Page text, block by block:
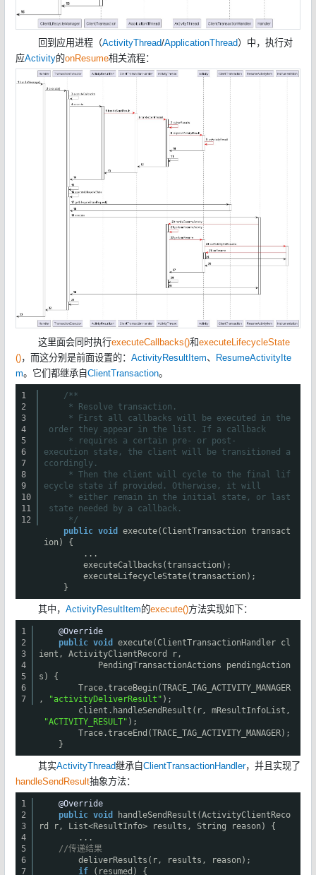
回到应用进程（ActivityThread/ApplicationThread）中，执行对
应Activity的onResume相关流程：
这里面会同时执行executeCallbacks()和executeLifecycleState
()，而这分别是前面设置的： ActivityResultItem、
ResumeActivityIte
m。它们都继承自ClientTransaction。
1
2
3
4
5
6
7
8
9
10
11
12
/**
* Resolve transaction.
* First all callbacks will be executed in the
order they appear in the list. If a callback
* requires a certain pre- or post-
execution state, the client will be transitioned a
ccordingly.
* Then the client will cycle to the final lif
ecycle state if provided. Otherwise, it will
* either remain in the initial state, or last
state needed by a callback.
*/
public void
execute(ClientTransaction transact
ion) {
...
executeCallbacks(transaction);
executeLifecycleState(transaction);
}
其中， ActivityResultItem的execute()方法实现如下：
1
2
3
4
5
6
7
@Override
public void
execute(ClientTransactionHandler cl
ient, ActivityClientRecord r,
PendingTransactionActions pendingAction
s) {
Trace.traceBegin(TRACE_TAG_ACTIVITY_MANAGER
,
"activityDeliverResult" );
client.handleSendResult(r, mResultInfoList,
"ACTIVITY_RESULT" );
Trace.traceEnd(TRACE_TAG_ACTIVITY_MANAGER);
}
其实ActivityThread继承自ClientTransactionHandler，并且实现了
handleSendResult抽象方法：
1
2
3
4
5
6
7
@Override
public void
handleSendResult(ActivityClientReco
rd r, List<ResultInfo> results, String reason) {
...
//传递结果
deliverResults(r, results, reason);
if
(resumed) {